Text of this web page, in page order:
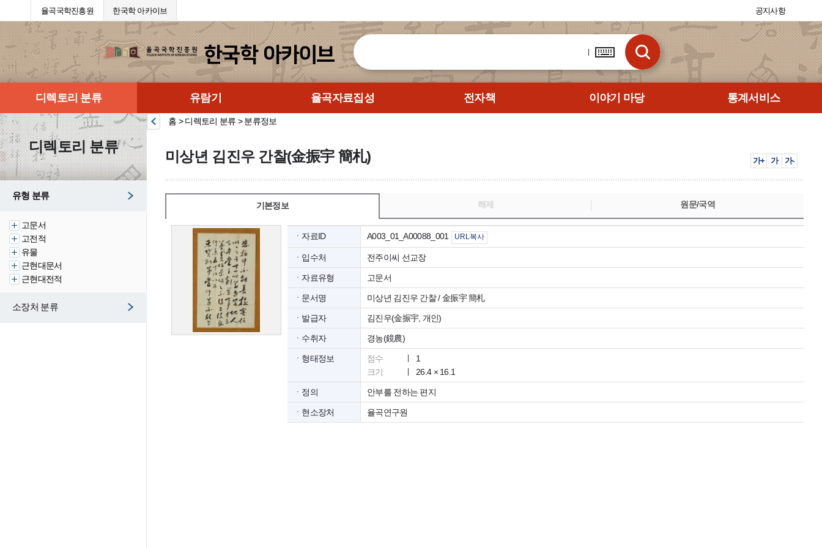
율곡국학진흥원 한국학 아카이브 공지사항
디렉토리 분류 유람기 율곡자료집성 전자책 이야기 마당 통계서비스
디렉토리 분류
유형 분류
고문서
고전적
유물
근현대문서
근현대전적
소장처 분류
홈 > 디렉토리 분류 > 분류정보
미상년 김진우 간찰(金振宇 簡札) 가+ 가 가-
기본정보 해제 원문/국역
ㆍ자료ID A003_01_A00088_001 URL복사
ㆍ입수처 전주이씨 선교장
ㆍ자료유형 고문서
ㆍ문서명 미상년 김진우 간찰 / 金振宇 簡札
ㆍ발급자 김진우(金振宇, 개인)
ㆍ수취자 경농(鏡農)
ㆍ형태정보 점수
1
크기
26.4 × 16.1
ㆍ정의 안부를 전하는 편지
ㆍ현소장처 율곡연구원